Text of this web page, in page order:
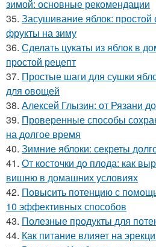
зимой: основные рекомендации
35. Засушивание яблок: простой
фрукты на зиму
36. Сделать цукаты из яблок в
простой рецепт
37. Простые шаги для сушки
для овощей
38. Алексей Глызин: от Рязани
39. Проверенные способы
на долгое время
40. Зимние яблоки: секреты
41. От косточки до плода: как
вишню в домашних условиях
42. Повысить потенцию с
10 эффективных способов
43. Полезные продукты для
44. Как питание влияет на